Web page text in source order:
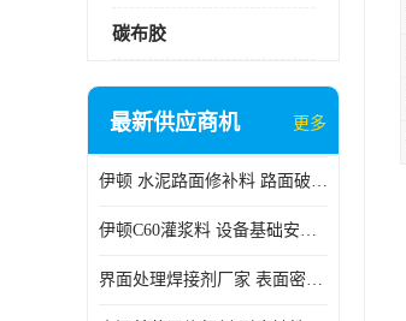
碳布胶
最新供应商机 更多
伊顿 水泥路面修补料 路面破损起皮快速修补 2小时通车
伊顿C60灌浆料 设备基础安装 梁柱改造加固二次灌浆料
界面处理焊接剂厂家 表面密实 良好的流动性